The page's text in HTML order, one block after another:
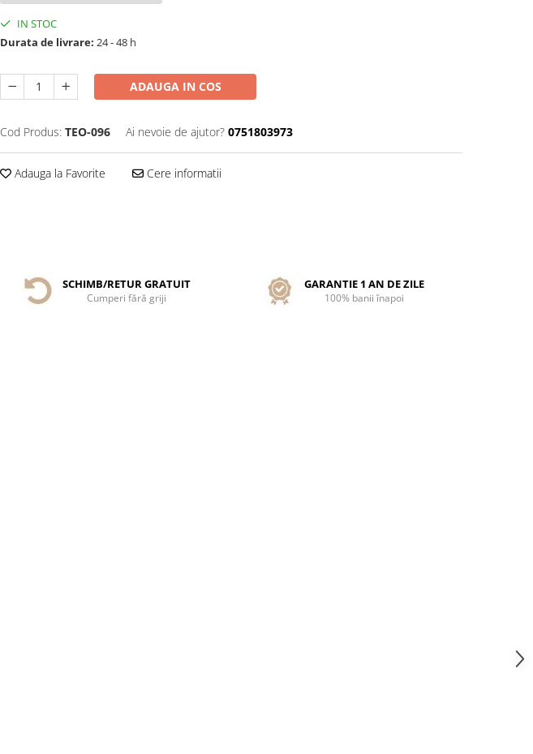
IN STOC
Durata de livrare: 24 - 48 h
ADAUGA IN COS
Cod Produs: TEO-096 Ai nevoie de ajutor? 0751803973
Adauga la Favorite Cere informatii
SCHIMB/RETUR GRATUIT
Cumperi fără griji
GARANTIE 1 AN DE ZILE
100% banii înapoi